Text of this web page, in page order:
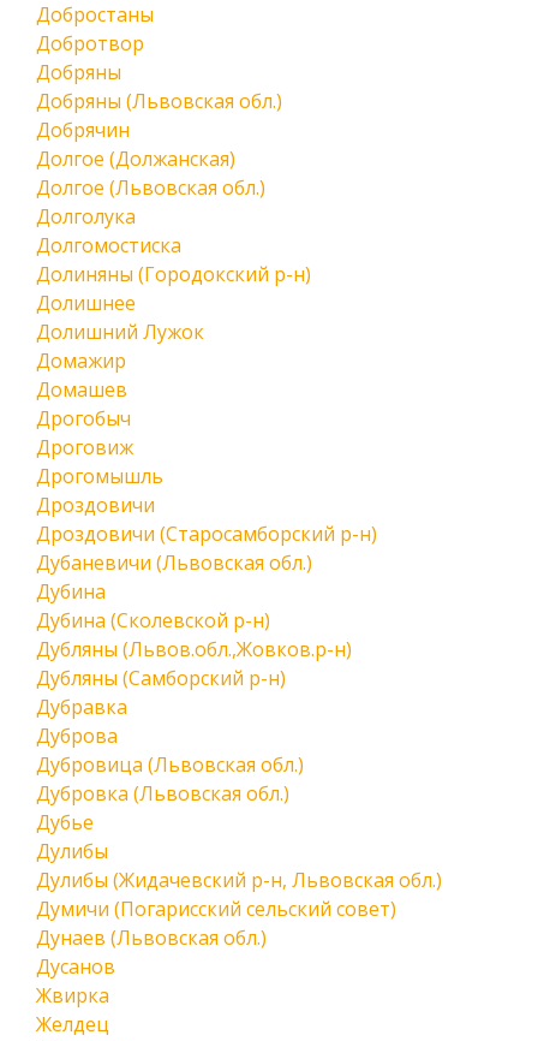
Добростаны
Добротвор
Добряны
Добряны (Львовская обл.)
Добрячин
Долгое (Должанская)
Долгое (Львовская обл.)
Долголука
Долгомостиска
Долиняны (Городокский р-н)
Долишнее
Долишний Лужок
Домажир
Домашев
Дрогобыч
Дроговиж
Дрогомышль
Дроздовичи
Дроздовичи (Старосамборский р-н)
Дубаневичи (Львовская обл.)
Дубина
Дубина (Сколевской р-н)
Дубляны (Львов.обл.,Жовков.р-н)
Дубляны (Самборский р-н)
Дубравка
Дуброва
Дубровица (Львовская обл.)
Дубровка (Львовская обл.)
Дубье
Дулибы
Дулибы (Жидачевский р-н, Львовская обл.)
Думичи (Погарисский сельский совет)
Дунаев (Львовская обл.)
Дусанов
Жвирка
Желдец